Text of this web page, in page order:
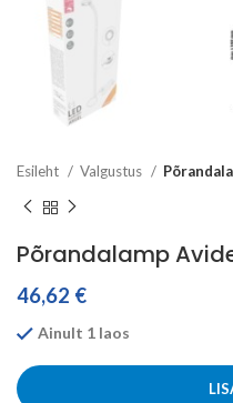
Esileht Valgustus
Põrandalamp
46,62 €
Ainult 1 laos